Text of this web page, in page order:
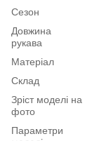
Сезон
Довжина
рукава
Матеріал
Склад
Зріст моделі на
фото
Параметри